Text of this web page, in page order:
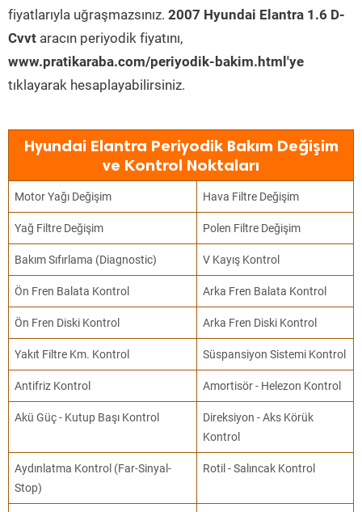
fiyatlarıyla uğraşmazsınız. 2007 Hyundai Elantra 1.6 D-
Cvvt aracın periyodik fiyatını,
www.pratikaraba.com/periyodik-bakim.html'ye
tıklayarak hesaplayabilirsiniz.
Hyundai Elantra Periyodik Bakım Değişim
ve Kontrol Noktaları
Motor Yağı Değişim Hava Filtre Değişim
Yağ Filtre Değişim Polen Filtre Değişim
Bakım Sıfırlama (Diagnostic) V Kayış Kontrol
Ön Fren Balata Kontrol Arka Fren Balata Kontrol
Ön Fren Diski Kontrol Arka Fren Diski Kontrol
Yakıt Filtre Km. Kontrol Süspansiyon Sistemi Kontrol
Antifriz Kontrol Amortisör - Helezon Kontrol
Akü Güç - Kutup Başı Kontrol
Direksiyon - Aks Körük
Kontrol
Aydınlatma Kontrol (Far-Sinyal-
Stop)
Rotil - Salıncak Kontrol